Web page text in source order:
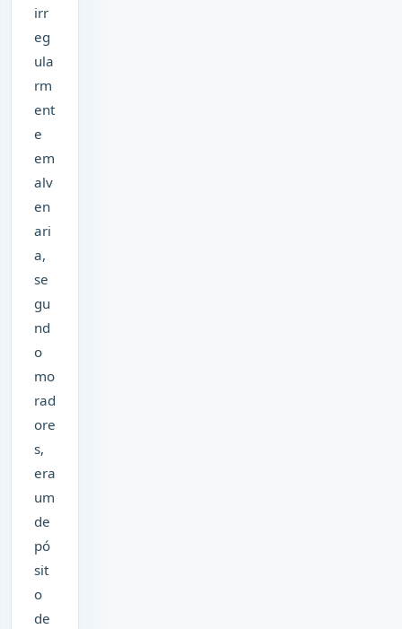
irr
eg
ula
rm
ent
e
em
alv
en
ari
a,
se
gu
nd
o
mo
rad
ore
s,
era
um
de
pó
sit
o
de